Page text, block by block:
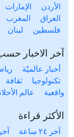
الأردن الإمارات
العراق
المغرب
فلسطين
لبنان
آخر الاخبار
أخبار عالميّة
تكنولوجيا
ثقافة
واقعية
عالم
الأكثر قراءة
آخر ٢٤ ساعة